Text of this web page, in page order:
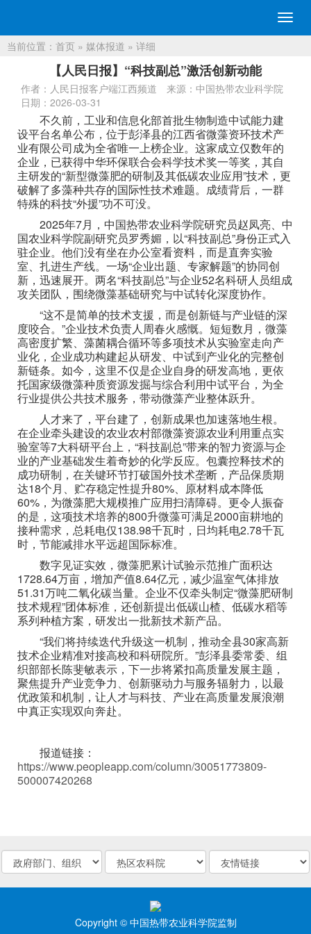
切
换
当前位置： 首页 » 媒体报道 » 详细
【人民日报】“科技副总”激活创新动能
作者：人民日报客户端江西频道
来源：中国热带农业科学院
日期：2026-03-31
不久前，工业和信息化部首批生物制造中试能力建
设平台名单公布，位于彭泽县的江西省微藻资环技术产
业有限公司成为全省唯一上榜企业。这家成立仅数年的
企业，已获得中华环保联合会科学技术奖一等奖，其自
主研发的“新型微藻肥的研制及其低碳农业应用”技术，更
破解了多藻种共存的国际性技术难题。成绩背后，一群
特殊的科技“外援”功不可没。
2025年7月，中国热带农业科学院研究员赵凤亮、中
国农业科学院副研究员罗秀媚，以“科技副总”身份正式入
驻企业。他们没有坐在办公室看资料，而是直奔实验
室、扎进生产线。一场“企业出题、专家解题”的协同创
新，迅速展开。两名“科技副总”与企业52名科研人员组成
攻关团队，围绕微藻基础研究与中试转化深度协作。
“这不是简单的技术支援，而是创新链与产业链的深
度咬合。”企业技术负责人周春火感慨。短短数月，微藻
高密度扩繁、藻菌耦合循环等多项技术从实验室走向产
业化，企业成功构建起从研发、中试到产业化的完整创
新链条。如今，这里不仅是企业自身的研发高地，更依
托国家级微藻种质资源发掘与综合利用中试平台，为全
行业提供公共技术服务，带动微藻产业整体跃升。
人才来了，平台建了，创新成果也加速落地生根。
在企业牵头建设的农业农村部微藻资源农业利用重点实
验室等7大科研平台上，“科技副总”带来的智力资源与企
业的产业基础发生着奇妙的化学反应。包囊控释技术的
成功研制，在关键环节打破国外技术垄断，产品保质期
达18个月、贮存稳定性提升80%、原材料成本降低
60%，为微藻肥大规模推广应用扫清障碍。更令人振奋
的是，这项技术培养的800升微藻可满足2000亩耕地的
接种需求，总耗电仅138.98千瓦时，日均耗电2.78千瓦
时，节能减排水平远超国际标准。
数字见证实效，微藻肥累计试验示范推广面积达
1728.64万亩，增加产值8.64亿元，减少温室气体排放
51.31万吨二氧化碳当量。企业不仅牵头制定“微藻肥研制
技术规程”团体标准，还创新提出低碳山楂、低碳水稻等
系列种植方案，研发出一批新技术新产品。
“我们将持续迭代升级这一机制，推动全县30家高新
技术企业精准对接高校和科研院所。”彭泽县委常委、组
织部部长陈斐敏表示，下一步将紧扣高质量发展主题，
聚焦提升产业竞争力、创新驱动力与服务辐射力，以最
优政策和机制，让人才与科技、产业在高质量发展浪潮
中真正实现双向奔赴。
报道链接：
https://www.peopleapp.com/column/30051773809-
500007420268
Copyright © 中国热带农业科学院监制